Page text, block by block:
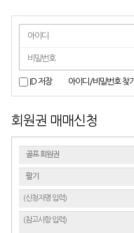
ID 저장 아이디/비밀번호 찾기
회원권 매매신청